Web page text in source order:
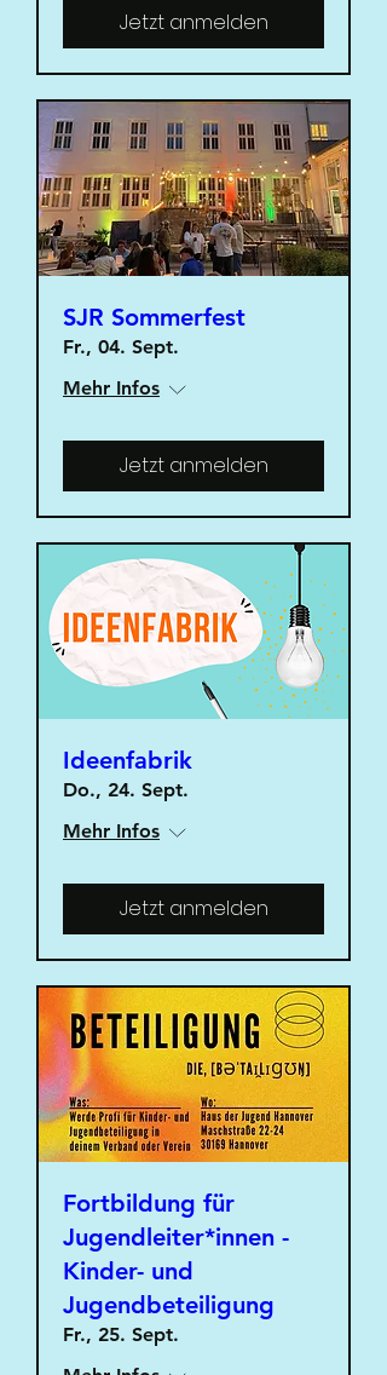
Jetzt anmelden
SJR Sommerfest
Fr., 04. Sept.
Mehr Infos
Jetzt anmelden
Ideenfabrik
Do., 24. Sept.
Mehr Infos
Jetzt anmelden
Fortbildung für
Jugendleiter*innen -
Kinder- und
Jugendbeteiligung
Fr., 25. Sept.